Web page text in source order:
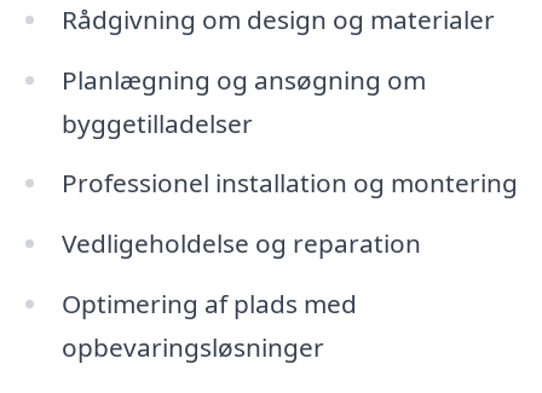
Rådgivning om design og materialer
Planlægning og ansøgning om
byggetilladelser
Professionel installation og montering
Vedligeholdelse og reparation
Optimering af plads med
opbevaringsløsninger